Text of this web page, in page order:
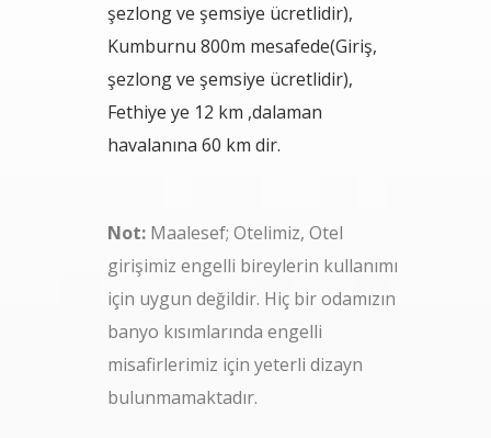
şezlong ve şemsiye ücretlidir),
Kumburnu 800m mesafede(Giriş,
şezlong ve şemsiye ücretlidir),
Fethiye ye 12 km ,dalaman
havalanına 60 km dir.
Not: Maalesef; Otelimiz, Otel
girişimiz engelli bireylerin kullanımı
için uygun değildir. Hiç bir odamızın
banyo kısımlarında engelli
misafirlerimiz için yeterli dizayn
bulunmamaktadır.